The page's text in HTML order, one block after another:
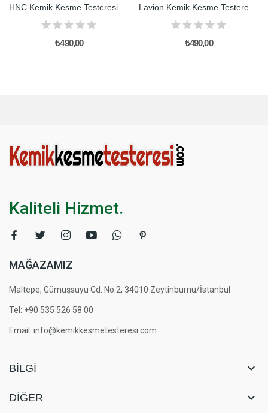
₺490,00
Lavion Kemik Kesme Testeresi Yedek Bıçağı
₺490,00
Kaliteli Hizmet.
MAĞAZAMIZ
Maltepe, Gümüşsuyu Cd. No:2, 34010 Zeytinburnu/İstanbul
Tel: +90 535 526 58 00
Email: info@kemikkesmetesteresi.com
BILGI 
DIĞER 